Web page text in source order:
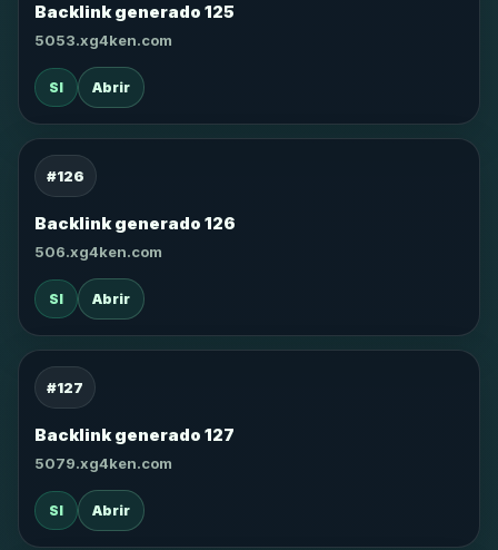
Backlink generado 125
5053.xg4ken.com
SI Abrir
#126
Backlink generado 126
506.xg4ken.com
SI Abrir
#127
Backlink generado 127
5079.xg4ken.com
SI Abrir